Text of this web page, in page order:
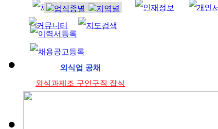
외식업 공채
외식과제조 구인구직 잡식